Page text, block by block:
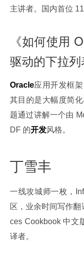
主讲者。国内首位
《如何使用
驱动的下拉列
Oracle应用开发框
其目的是大幅度简
题通过讲解一个由
DF 的开发风格。
丁雪丰
一线攻城师一枚，
区，业余时间写作
ces Cookbook 中文
译者。